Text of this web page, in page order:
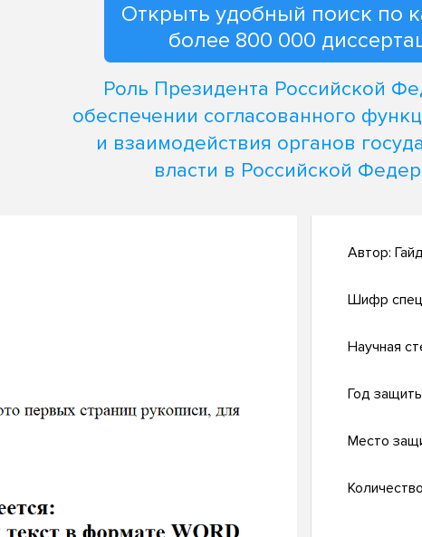
Открыть удобный поиск по
более 800 000
Роль Президента Российской
обеспечении согласованного
и взаимодействия органов
власти в Российской
Автор:
Шифр
Научная
Год
Место